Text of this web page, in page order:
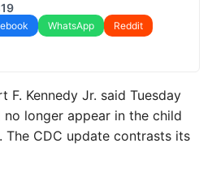
WhatsApp
Reddit
F. Kennedy Jr. said Tuesday
longer appear in the child
The CDC update contrasts its